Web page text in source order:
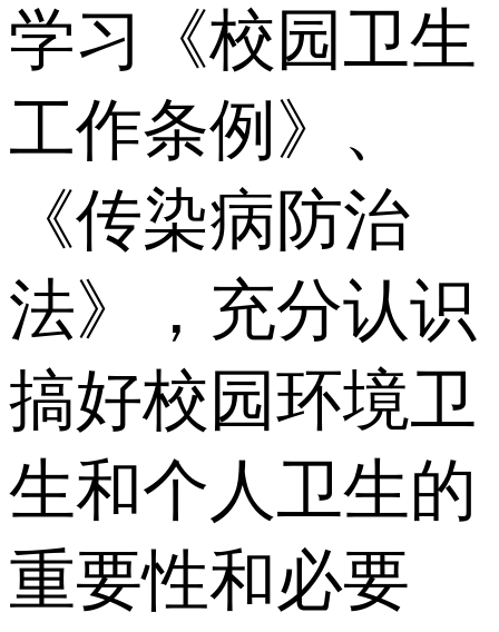
学习《校园卫生
工作条例》、
《传染病防治
法》，充分认识
搞好校园环境卫
生和个人卫生的
重要性和必要